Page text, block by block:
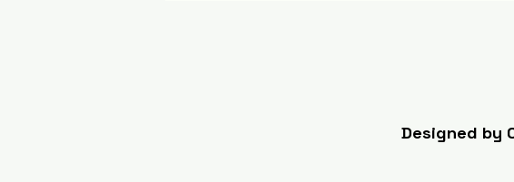
Designed by